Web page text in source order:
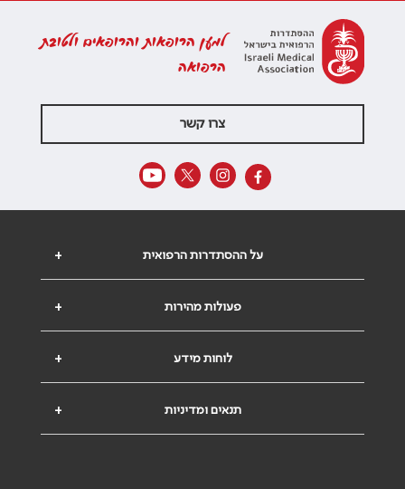
למען הרופאות והרופאים ולטובת
הרפואה
צרו קשר
+ על ההסתדרות הרפואית
+ פעולות מהירות
+ לוחות מידע
+ תנאים ומדיניות